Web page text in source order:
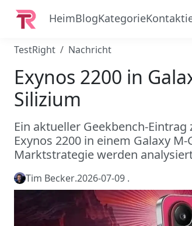
HeimBlogKategorie
TestRight Nachricht
Exynos 2200 in
Silizium
Ein aktueller Geekbench-
Exynos 2200 in einem Galaxy
Marktstrategie werden
Tim Becker.2026-07-09 .